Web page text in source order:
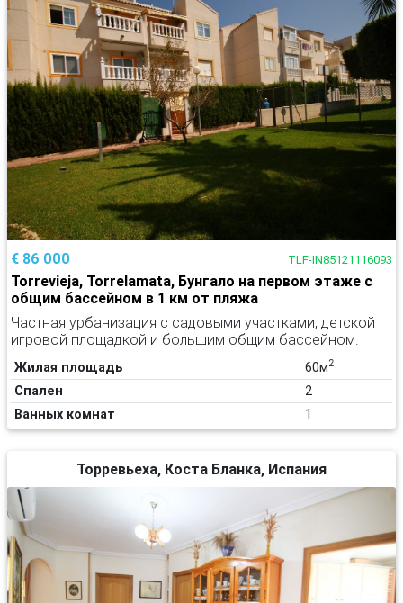
€ 86 000 TLF-IN85121116093
Torrevieja, Torrelamata, Бунгало на первом этаже с
общим бассейном в 1 км от пляжа
Частная урбанизация с садовыми участками, детской
игровой площадкой и большим общим бассейном.
Жилая площадь 60м2
Спален
2
Ванных комнат
1
Торревьеха, Коста Бланка, Испания